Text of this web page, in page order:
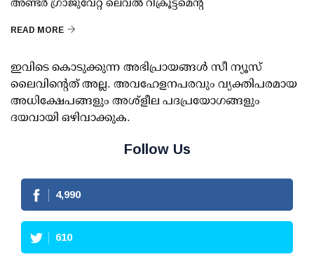
അണ്ടര്‍ ഗ്രാജുവേറ്റ് ലെവല്‍ റിക്രൂട്ട്മെന്റ
READ MORE
ഇവിടെ കൊടുക്കുന്ന അഭിപ്രായങ്ങള്‍ സീ ന്യൂസ്
ലൈവിന്റെത് അല്ല. അവഹേളനപരവും വ്യക്തിപരമായ
അധിക്ഷേപങ്ങളും അശ്‌ളീല പദപ്രയോഗങ്ങളും
ദയവായി ഒഴിവാക്കുക.
Follow Us
4,990
610